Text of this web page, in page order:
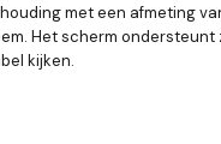
met een afmeting
Het scherm
kijken.